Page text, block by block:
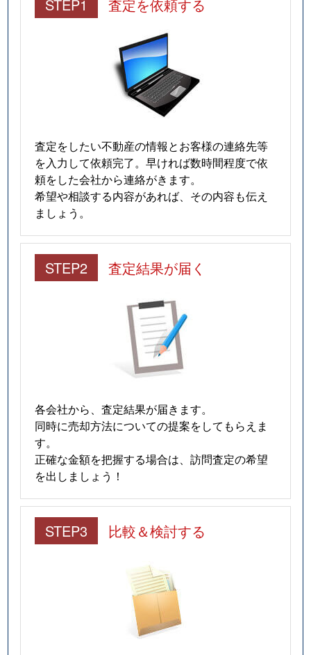
STEP1 査定を依頼する
査定をしたい不動産の情報とお客様の連絡先等
を入力して依頼完了。早ければ数時間程度で依
頼をした会社から連絡がきます。
希望や相談する内容があれば、その内容も伝え
ましょう。
STEP2 査定結果が届く
各会社から、査定結果が届きます。
同時に売却方法についての提案をしてもらえま
す。
正確な金額を把握する場合は、訪問査定の希望
を出しましょう！
STEP3 比較＆検討する